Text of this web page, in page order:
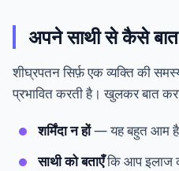
अपने साथी से कैसे
शीघ्रपतन सिर्फ़ एक व्यक्ति की
प्रभावित करती है। खुलकर बात
शर्मिंदा न हों— यह बहुत आम है
साथी को बताएँकि आप इलाज